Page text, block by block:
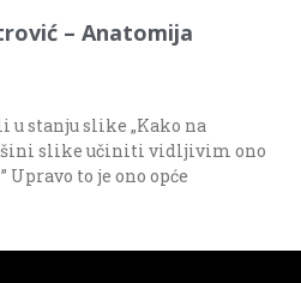
– Anatomija
u stanju slike „Kako na
slike učiniti vidljivim ono
to je ono opće